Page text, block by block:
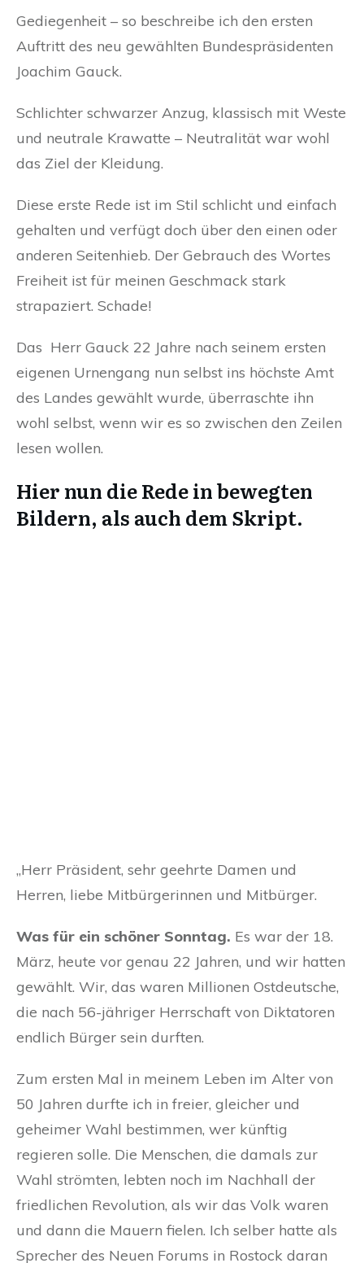
Gediegenheit – so beschreibe ich den ersten
Auftritt des neu gewählten Bundespräsidenten
Joachim Gauck.
Schlichter schwarzer Anzug, klassisch mit Weste
und neutrale Krawatte – Neutralität war wohl
das Ziel der Kleidung.
Diese erste Rede ist im Stil schlicht und einfach
gehalten und verfügt doch über den einen oder
anderen Seitenhieb. Der Gebrauch des Wortes
Freiheit ist für meinen Geschmack stark
strapaziert. Schade!
Das Herr Gauck 22 Jahre nach seinem ersten
eigenen Urnengang nun selbst ins höchste Amt
des Landes gewählt wurde, überraschte ihn
wohl selbst, wenn wir es so zwischen den Zeilen
lesen wollen.
Hier nun die Rede in bewegten
Bildern, als auch dem Skript.
„Herr Präsident, sehr geehrte Damen und
Herren, liebe Mitbürgerinnen und Mitbürger.
Was für ein schöner Sonntag. Es war der 18.
März, heute vor genau 22 Jahren, und wir hatten
gewählt. Wir, das waren Millionen Ostdeutsche,
die nach 56-jähriger Herrschaft von Diktatoren
endlich Bürger sein durften.
Zum ersten Mal in meinem Leben im Alter von
50 Jahren durfte ich in freier, gleicher und
geheimer Wahl bestimmen, wer künftig
regieren solle. Die Menschen, die damals zur
Wahl strömten, lebten noch im Nachhall der
friedlichen Revolution, als wir das Volk waren
und dann die Mauern fielen. Ich selber hatte als
Sprecher des Neuen Forums in Rostock daran